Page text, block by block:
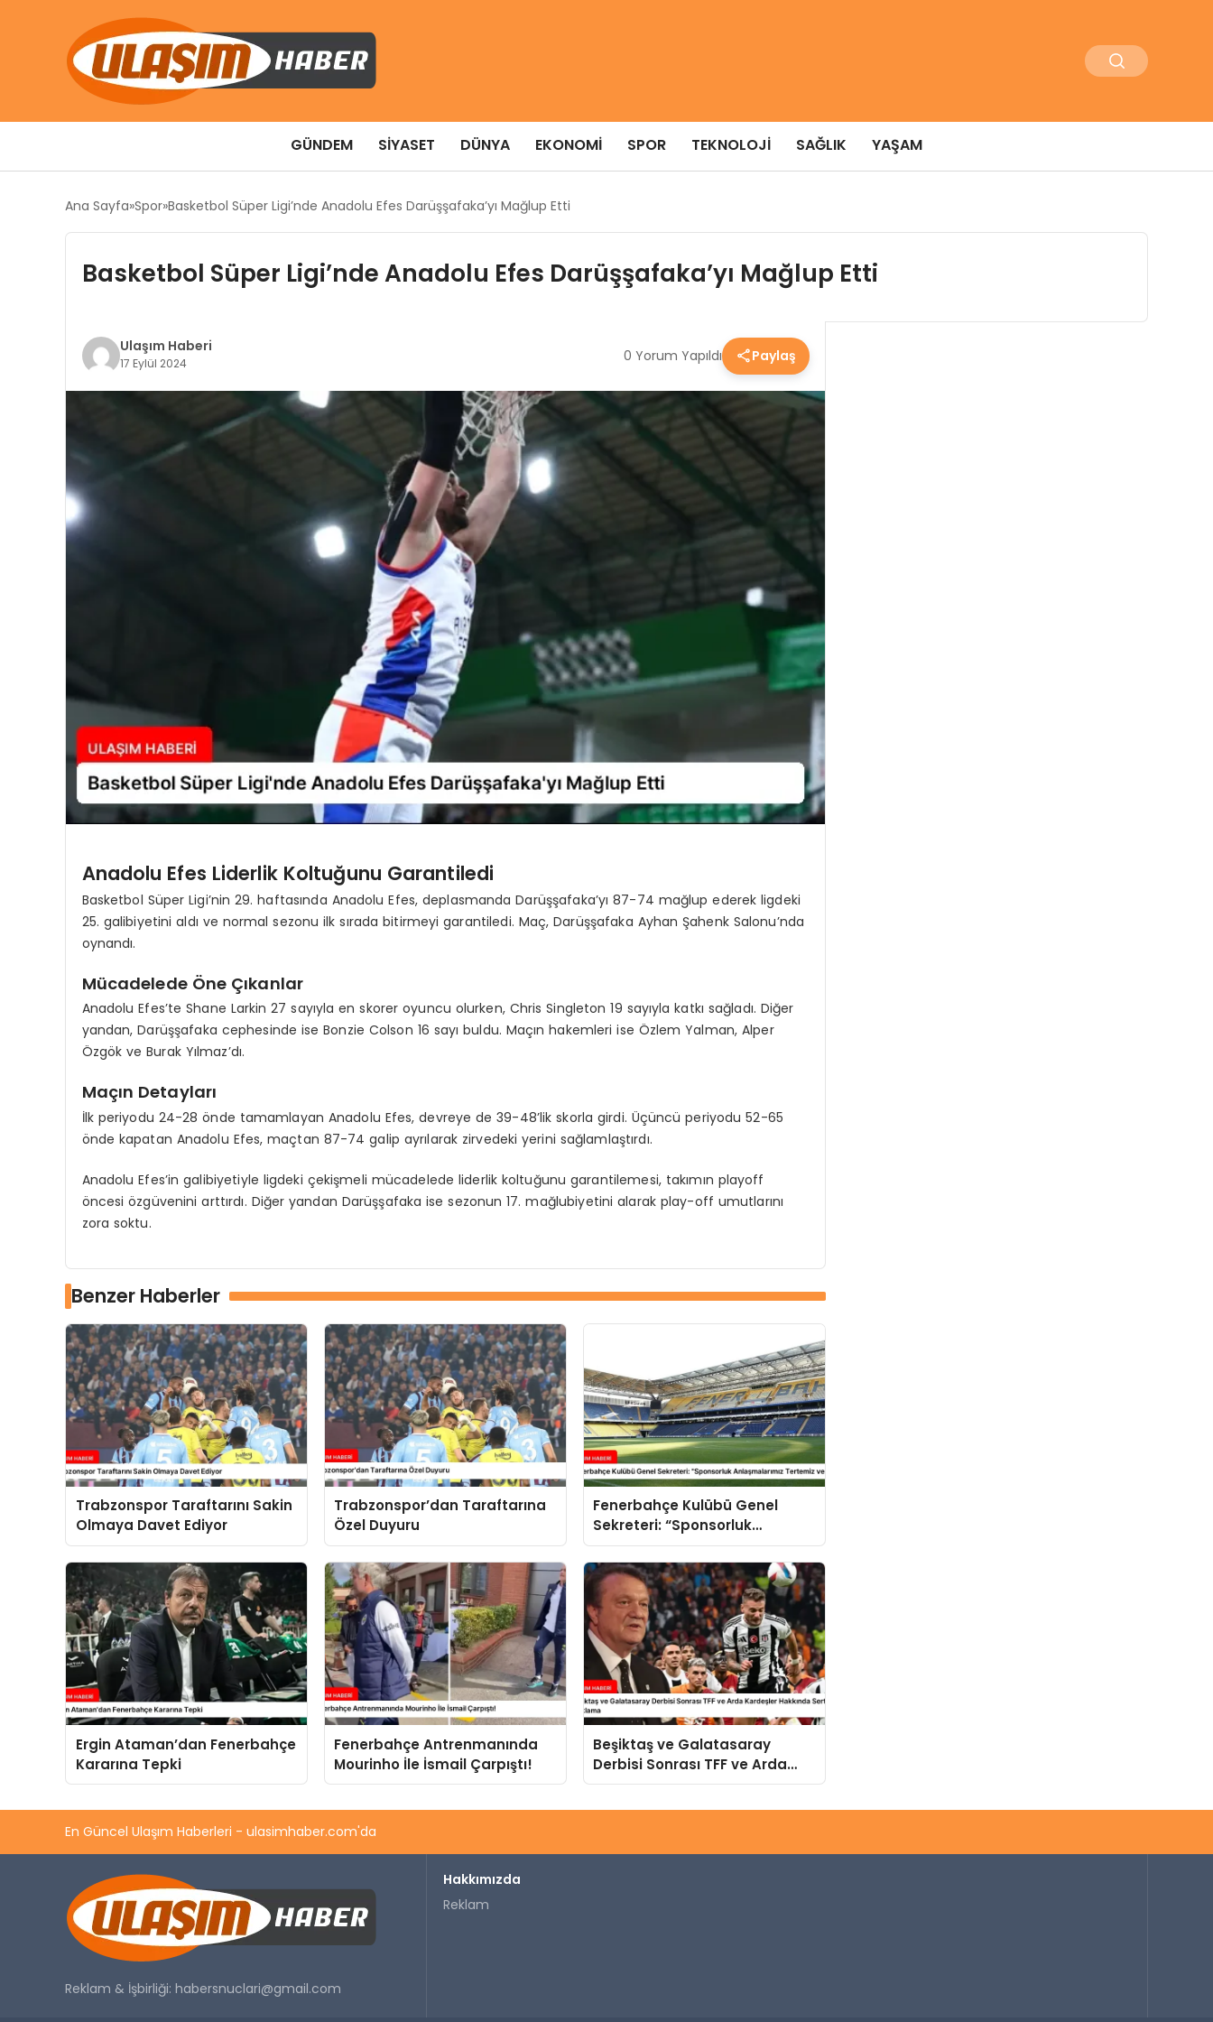
GÜNDEM SIYASET DÜNYA EKONOMI SPOR TEKNOLOJI SAĞLIK YAŞAM
Ana Sayfa Spor Basketbol Süper Ligi’nde Anadolu Efes Darüşşafaka’yı Mağlup Etti
Basketbol Süper Ligi’nde Anadolu Efes Darüşşafaka’yı Mağlup Etti
Ulaşım Haberi
17 Eylül 2024 0 Yorum Yapıldı Paylaş
Anadolu Efes Liderlik Koltuğunu Garantiledi
Basketbol Süper Ligi’nin 29. haftasında Anadolu Efes, deplasmanda Darüşşafaka’yı 87-74 mağlup ederek ligdeki
25. galibiyetini aldı ve normal sezonu ilk sırada bitirmeyi garantiledi. Maç, Darüşşafaka Ayhan Şahenk Salonu’nda
oynandı.
Mücadelede Öne Çıkanlar
Anadolu Efes’te Shane Larkin 27 sayıyla en skorer oyuncu olurken, Chris Singleton 19 sayıyla katkı sağladı. Diğer
yandan, Darüşşafaka cephesinde ise Bonzie Colson 16 sayı buldu. Maçın hakemleri ise Özlem Yalman, Alper
Özgök ve Burak Yılmaz’dı.
Maçın Detayları
İlk periyodu 24-28 önde tamamlayan Anadolu Efes, devreye de 39-48’lik skorla girdi. Üçüncü periyodu 52-65
önde kapatan Anadolu Efes, maçtan 87-74 galip ayrılarak zirvedeki yerini sağlamlaştırdı.
Anadolu Efes’in galibiyetiyle ligdeki çekişmeli mücadelede liderlik koltuğunu garantilemesi, takımın playoff
öncesi özgüvenini arttırdı. Diğer yandan Darüşşafaka ise sezonun 17. mağlubiyetini alarak play-off umutlarını
zora soktu.
Benzer Haberler
Trabzonspor Taraftarını Sakin
Olmaya Davet Ediyor
Trabzonspor’dan Taraftarına
Özel Duyuru
Fenerbahçe Kulübü Genel
Sekreteri: “Sponsorluk
Anlaşmalarımız Tertemiz ve
Yasal”
Ergin Ataman’dan Fenerbahçe
Kararına Tepki
Fenerbahçe Antrenmanında
Mourinho İle İsmail Çarpıştı!
Beşiktaş ve Galatasaray
Derbisi Sonrası TFF ve Arda
Kardeşler Hakkında Sert
En Güncel Ulaşım Haberleri - ulasimhaber.com'da
Reklam & İşbirliği: habersnuclari@gmail.com
Hakkımızda
Reklam